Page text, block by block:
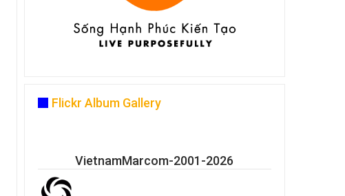
Flickr Album Gallery
VietnamMarcom-2001-2026